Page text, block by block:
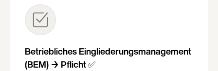
Betriebliches Eingliederungsmanagement
(BEM) → Pflicht ✅